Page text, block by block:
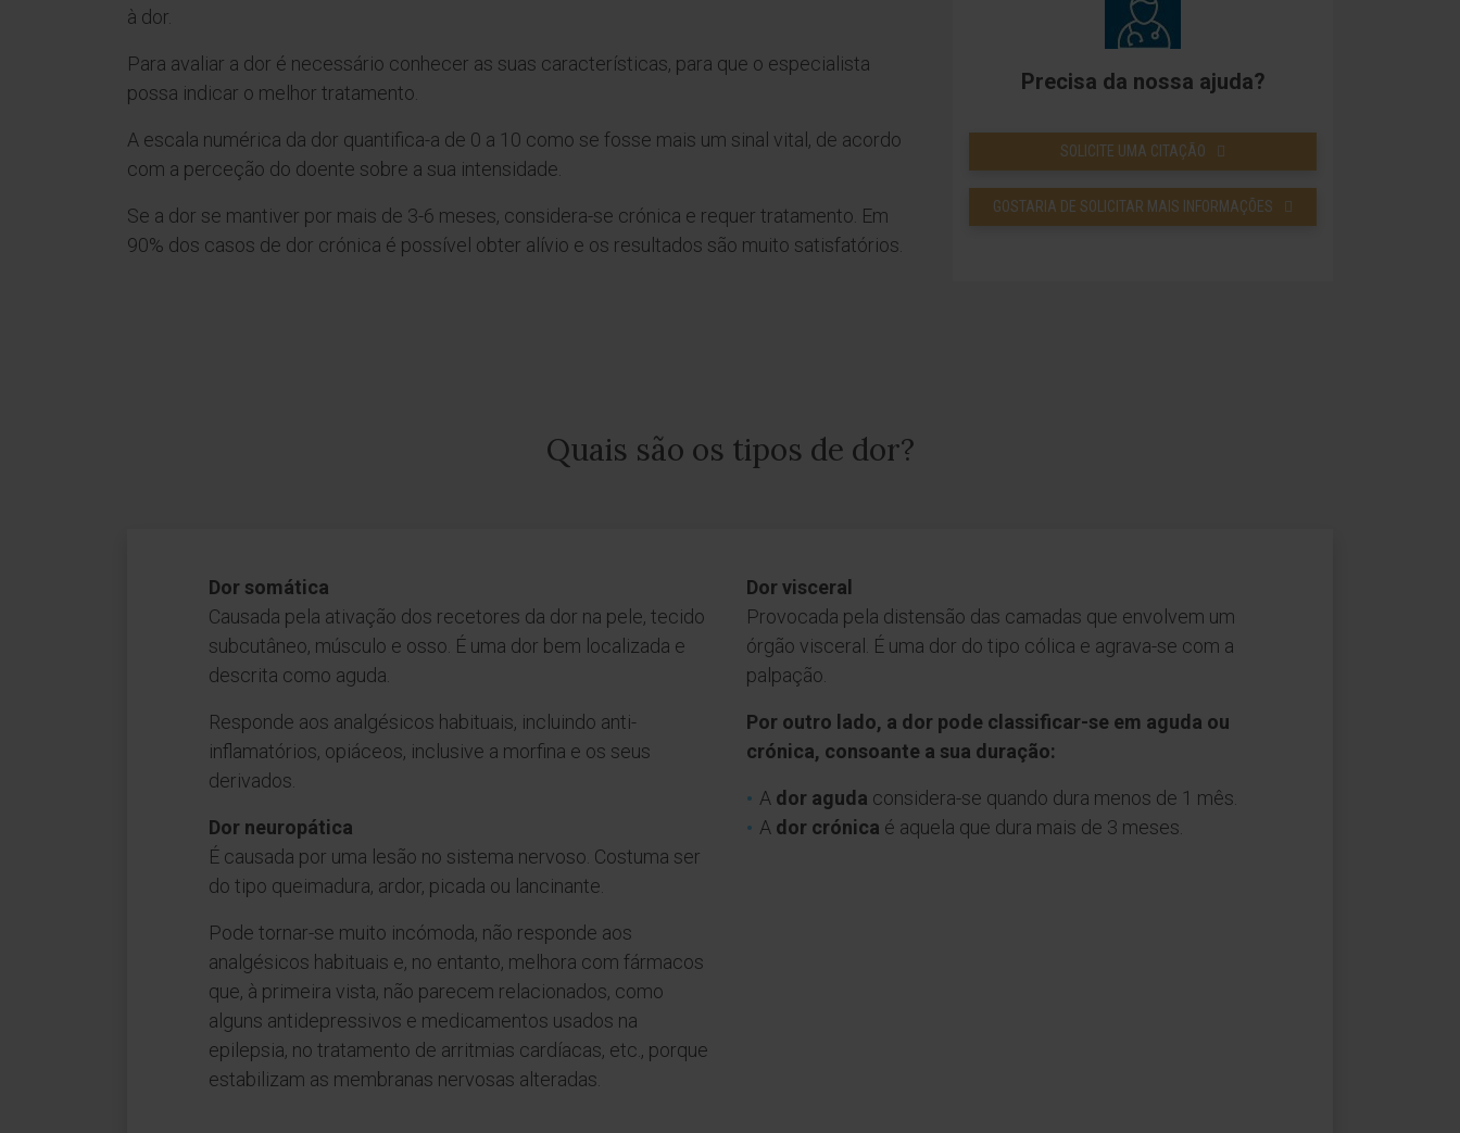
à dor.
Para avaliar a dor é necessário conhecer as suas características, para que o especialista
possa indicar o melhor tratamento.
A escala numérica da dor quantifica-a de 0 a 10 como se fosse mais um sinal vital, de acordo
com a perceção do doente sobre a sua intensidade.
Se a dor se mantiver por mais de 3-6 meses, considera-se crónica e requer tratamento. Em
90% dos casos de dor crónica é possível obter alívio e os resultados são muito satisfatórios.
Precisa da nossa ajuda?
SOLICITE UMA CITAÇÃO
GOSTARIA DE SOLICITAR MAIS INFORMAÇÕES
Quais são os tipos de dor?
Dor somática
Causada pela ativação dos recetores da dor na pele, tecido
subcutâneo, músculo e osso. É uma dor bem localizada e
descrita como aguda.
Responde aos analgésicos habituais, incluindo anti-
inflamatórios, opiáceos, inclusive a morfina e os seus
derivados.
Dor neuropática
É causada por uma lesão no sistema nervoso. Costuma ser
do tipo queimadura, ardor, picada ou lancinante.
Pode tornar-se muito incómoda, não responde aos
analgésicos habituais e, no entanto, melhora com fármacos
que, à primeira vista, não parecem relacionados, como
alguns antidepressivos e medicamentos usados na
epilepsia, no tratamento de arritmias cardíacas, etc., porque
estabilizam as membranas nervosas alteradas.
Dor visceral
Provocada pela distensão das camadas que envolvem um
órgão visceral. É uma dor do tipo cólica e agrava-se com a
palpação.
Por outro lado, a dor pode classificar-se em aguda ou
crónica, consoante a sua duração:
A dor aguda considera-se quando dura menos de 1 mês.
A dor crónica é aquela que dura mais de 3 meses.